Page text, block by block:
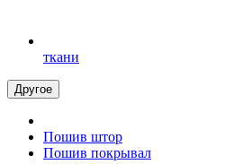
ткани
Другое
Пошив штор
Пошив покрывал